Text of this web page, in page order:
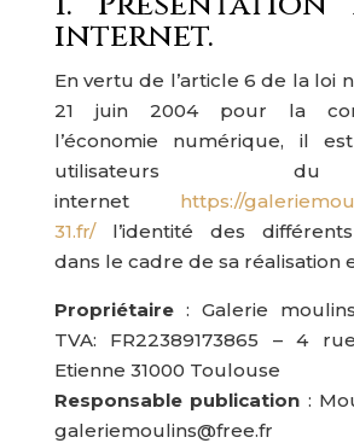
internet.
En vertu de l’article 6 de la loi
21 juin 2004 pour la
l’économie numérique, il
utilisateurs
internet https://
31.fr/l’identité des différents
dans le cadre de sa réalisation
Propriétaire: Galerie
TVA: FR22389173865 – 4
Etienne 31000 Toulouse
Responsable publication :
galeriemoulins@free.fr